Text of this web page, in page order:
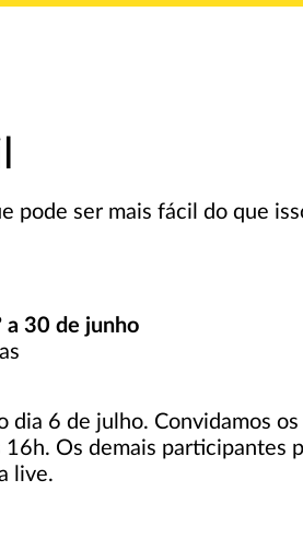
pode ser mais fácil do que
a 30 de junho
dia 6 de julho. Convidamos
Os demais participantes
live.